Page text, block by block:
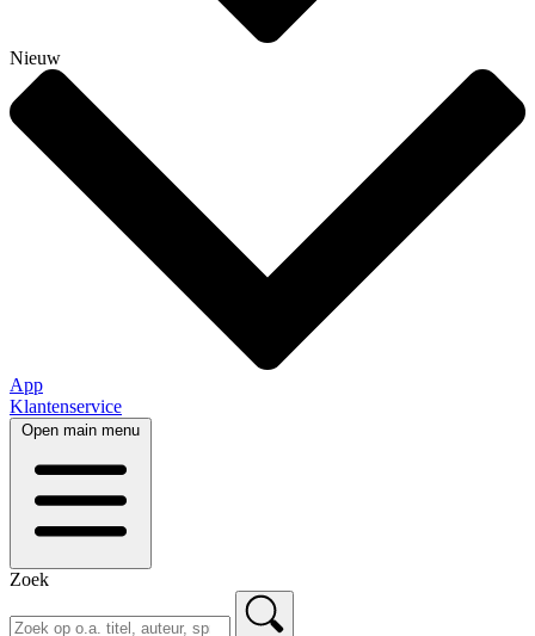
Nieuw
App
Klantenservice
Open main menu
Zoek